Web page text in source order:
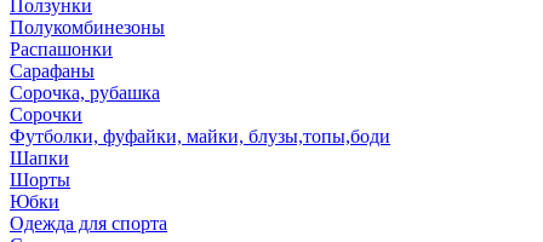
Ползунки
Полукомбинезоны
Распашонки
Сарафаны
Сорочка, рубашка
Сорочки
Футболки, фуфайки, майки, блузы,топы,боди
Шапки
Шорты
Юбки
Одежда для спорта